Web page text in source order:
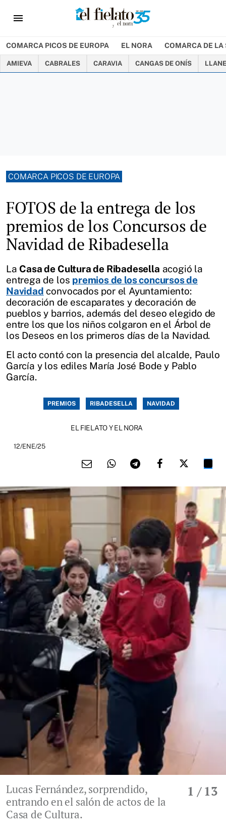
menu
COMARCA PICOS DE EUROPA EL NORA COMARCA DE LA
AMIEVA CABRALES CARAVIA CANGAS DE ONÍS
COMARCA PICOS DE EUROPA
FOTOS de la entrega de los
premios de los Concursos de
Navidad de Ribadesella
La Casa de Cultura de Ribadesella acogió la
entrega de los premios de los concursos de
Navidad convocados por el Ayuntamiento:
decoración de escaparates y decoración de
pueblos y barrios, además del deseo elegido de
entre los que los niños colgaron en el Árbol de
los Deseos en los primeros días de la Navidad.
El acto contó con la presencia del alcalde, Paulo
García y los ediles María José Bode y Pablo
García.
PREMIOS RIBADESELLA NAVIDAD
EL FIELATO Y EL NORA
12/ENE/25
1 / 13
Lucas Fernández, sorprendido,
entrando en el salón de actos de la
Casa de Cultura.